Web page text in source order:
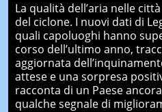
La qualità dell’aria nelle
del ciclone. I nuovi dati di
quali capoluoghi hanno
corso dell’ultimo anno,
aggiornata
attese e una sorpresa
racconta di un Paese
qualche segnale di